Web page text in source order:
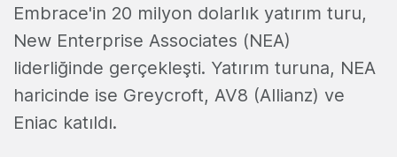
Embrace'in 20 milyon dolarlık yatırım turu,
New Enterprise Associates (NEA)
liderliğinde gerçekleşti. Yatırım turuna, NEA
haricinde ise Greycroft, AV8 (Allianz) ve
Eniac katıldı.